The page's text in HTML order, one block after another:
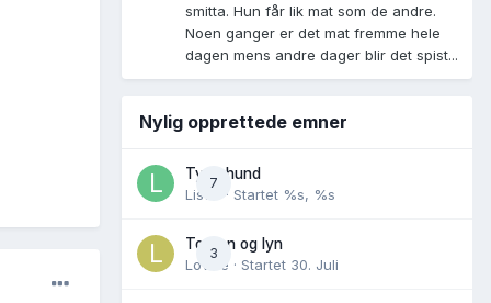
smitta. Hun får lik mat som de andre.
Noen ganger er det mat fremme hele
dagen mens andre dager blir det spist...
Nylig opprettede emner
7
Tynn hund
Lisen
· Startet %s, %s
3
Torden og lyn
Lovise · Startet 30. Juli